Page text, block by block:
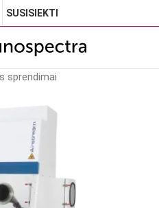
SUSISIEKTI
sprendimai